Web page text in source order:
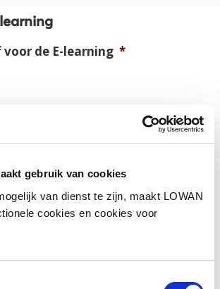
gebruik van cookies
van dienst te zijn, maakt LOWAN
cookies en cookies voor
de E-learning *
mijn afmelding van de E-learning en ga
gegevens en voortgang in de E-
worden.
van afmelding met ons delen?